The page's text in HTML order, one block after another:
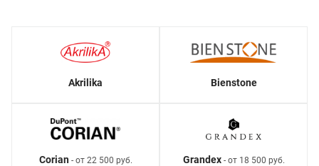
Akrilika Bienstone
Corian- от 22 500 руб. Grandex- от 18 500 руб.